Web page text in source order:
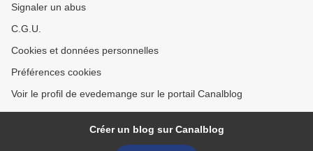
Signaler un abus
C.G.U.
Cookies et données personnelles
Préférences cookies
Voir le profil de evedemange sur le portail Canalblog
Créer un blog sur Canalblog